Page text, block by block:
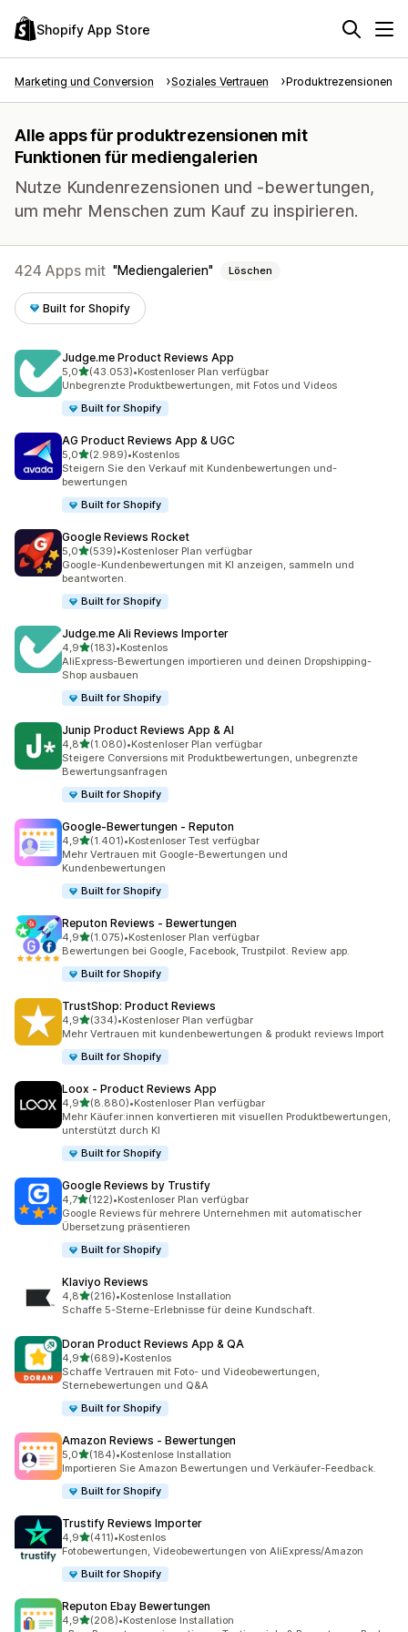
Shopify App Store
Marketing und Conversion Soziales Vertrauen Produktrezensionen
Alle apps für produktrezensionen mit
Funktionen für mediengalerien
Nutze Kundenrezensionen und -bewertungen,
um mehr Menschen zum Kauf zu inspirieren.
424 Apps mit Mediengalerien Löschen
Built for Shopify
Judge.me Product Reviews App
5,0von 5 Sternen
(43.053)
43053 Rezensionen insgesamt
•Kostenloser Plan verfügbar
Unbegrenzte Produktbewertungen, mit Fotos und Videos
Built for Shopify
AG Product Reviews App & UGC
5,0von 5 Sternen
(2.989)
2989 Rezensionen insgesamt
•Kostenlos
Steigern Sie den Verkauf mit Kundenbewertungen und-
bewertungen
Built for Shopify
Google Reviews Rocket
5,0von 5 Sternen
(539)
539 Rezensionen insgesamt
•Kostenloser Plan verfügbar
Google-Kundenbewertungen mit KI anzeigen, sammeln und
beantworten.
Built for Shopify
Judge.me Ali Reviews Importer
4,9von 5 Sternen
(183)
183 Rezensionen insgesamt
•Kostenlos
AliExpress-Bewertungen importieren und deinen Dropshipping-
Shop ausbauen
Built for Shopify
Junip Product Reviews App & AI
4,8von 5 Sternen
(1.080)
1080 Rezensionen insgesamt
•Kostenloser Plan verfügbar
Steigere Conversions mit Produktbewertungen, unbegrenzte
Bewertungsanfragen
Built for Shopify
Google‑Bewertungen ‑ Reputon
4,9von 5 Sternen
(1.401)
1401 Rezensionen insgesamt
•Kostenloser Test verfügbar
Mehr Vertrauen mit Google-Bewertungen und
Kundenbewertungen
Built for Shopify
Reputon Reviews ‑ Bewertungen
4,9von 5 Sternen
(1.075)
1075 Rezensionen insgesamt
•Kostenloser Plan verfügbar
Bewertungen bei Google, Facebook, Trustpilot. Review app.
Built for Shopify
TrustShop: Product Reviews
4,9von 5 Sternen
(334)
334 Rezensionen insgesamt
•Kostenloser Plan verfügbar
Mehr Vertrauen mit kundenbewertungen & produkt reviews Import
Built for Shopify
Loox ‑ Product Reviews App
4,9von 5 Sternen
(8.880)
8880 Rezensionen insgesamt
•Kostenloser Plan verfügbar
Mehr Käufer:innen konvertieren mit visuellen Produktbewertungen,
unterstützt durch KI
Built for Shopify
Google Reviews by Trustify
4,7von 5 Sternen
(122)
122 Rezensionen insgesamt
•Kostenloser Plan verfügbar
Google Reviews für mehrere Unternehmen mit automatischer
Übersetzung präsentieren
Built for Shopify
Klaviyo Reviews
4,8von 5 Sternen
(216)
216 Rezensionen insgesamt
•Kostenlose Installation
Schaffe 5-Sterne-Erlebnisse für deine Kundschaft.
Doran Product Reviews App & QA
4,9von 5 Sternen
(689)
689 Rezensionen insgesamt
•Kostenlos
Schaffe Vertrauen mit Foto- und Videobewertungen,
Sternebewertungen und Q&A
Built for Shopify
Amazon Reviews ‑ Bewertungen
5,0von 5 Sternen
(184)
184 Rezensionen insgesamt
•Kostenlose Installation
Importieren Sie Amazon Bewertungen und Verkäufer-Feedback.
Built for Shopify
Trustify Reviews Importer
4,9von 5 Sternen
(411)
411 Rezensionen insgesamt
•Kostenlos
Fotobewertungen, Videobewertungen von AliExpress/Amazon
Built for Shopify
Reputon Ebay Bewertungen
4,9von 5 Sternen
(208)
208 Rezensionen insgesamt
•Kostenlose Installation